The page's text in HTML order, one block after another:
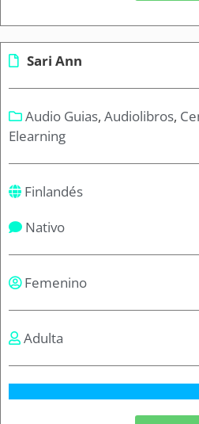
Sari Ann
Audio Guias, Audiolibros,
Elearning
Finlandés
Nativo
Femenino
Adulta